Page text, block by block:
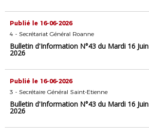
Publié le 16-06-2026
4 - Secrétariat Général Roanne
Bulletin d'Information N°43 du Mardi 16 Juin
2026
Publié le 16-06-2026
3 - Secrétaire Général Saint-Etienne
Bulletin d'Information N°43 du Mardi 16 Juin
2026